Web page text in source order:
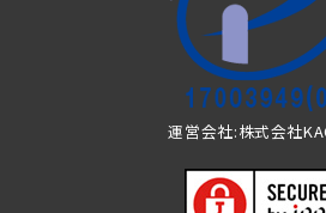
運営会社:株式会社